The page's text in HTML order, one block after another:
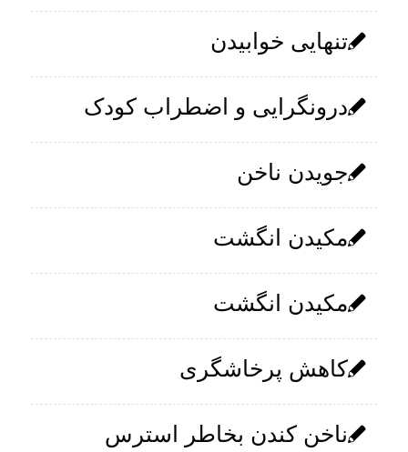
تنهایی خوابیدن
درونگرایی و اضطراب کودک
جویدن ناخن
مکیدن انگشت
مکیدن انگشت
کاهش پرخاشگری
ناخن کندن بخاطر استرس